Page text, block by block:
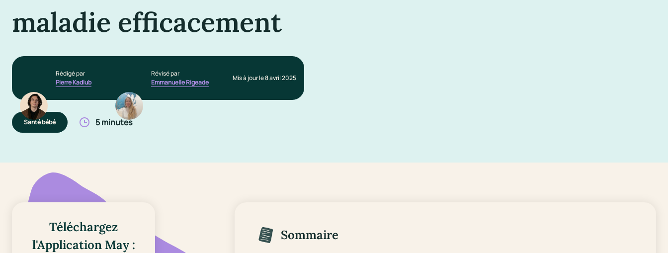
maladie efficacement
Rédigé par
Pierre Kadlub
Révisé par
Emmanuelle Rigeade
Mis à jour le 8 avril 2025
Santé bébé 5 minutes
Téléchargez
l'Application May :
Sommaire